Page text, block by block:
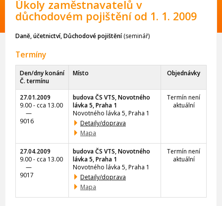
Úkoly zaměstnavatelů v
důchodovém pojištění od 1. 1. 2009
Daně, účetnictví, Důchodové pojištění(seminář)
Termíny
Den/dny konání
Č. termínu
Místo Objednávky
27.01.2009
9.00 - cca 13.00
—
9016
budova ČS VTS, Novotného
lávka 5, Praha 1
Novotného lávka 5, Praha 1
Detaily/doprava
Mapa
Termín není
aktuální
27.04.2009
9.00 - cca 13.00
—
9017
budova ČS VTS, Novotného
lávka 5, Praha 1
Novotného lávka 5, Praha 1
Detaily/doprava
Mapa
Termín není
aktuální